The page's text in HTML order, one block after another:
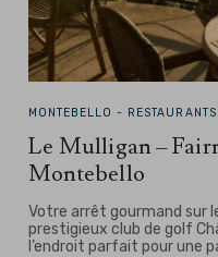
MONTEBELLO - RESTAURANTS
Le Mulligan –
Montebello
Votre arrêt gourmand sur
prestigieux club de golf
l’endroit parfait pour une